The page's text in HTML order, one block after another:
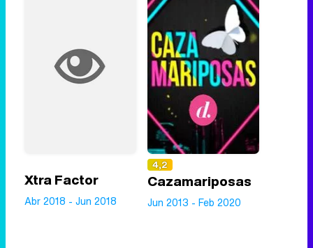
Xtra Factor
Abr 2018 - Jun 2018
4,2
Cazamariposas
Jun 2013 - Feb 2020